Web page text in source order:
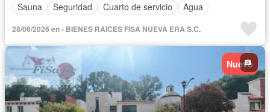
Sauna
Seguridad Cuarto de servicio Agua
28/06/2026 en - BIENES RAICES FISA NUEVA ERA S.C.
Nuevo